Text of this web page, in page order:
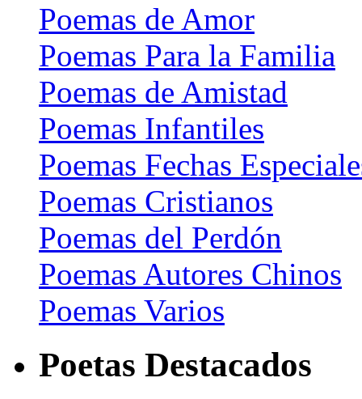
Poemas de Amor
Poemas Para la Familia
Poemas de Amistad
Poemas Infantiles
Poemas Fechas
Poemas Cristianos
Poemas del Perdón
Poemas Autores Chinos
Poemas Varios
Poetas Destacados